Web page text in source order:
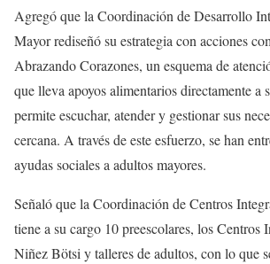
Agregó que la Coordinación de Desarrollo
Mayor rediseñó su estrategia con acciones
Abrazando Corazones, un esquema de
que lleva apoyos alimentarios directamente a
permite escuchar, atender y gestionar sus
cercana. A través de este esfuerzo, se han
ayudas sociales a adultos mayores.
Señaló que la Coordinación de Centros
tiene a su cargo 10 preescolares, los Centros
Niñez Bötsi y talleres de adultos, con lo que